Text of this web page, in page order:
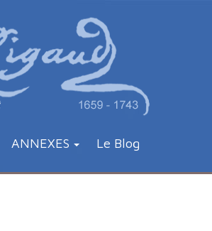
ANNEXES Le Blog